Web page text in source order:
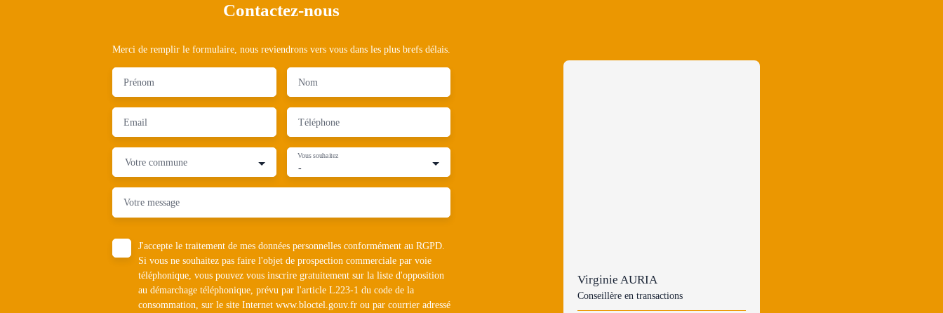
Contactez-nous
Merci de remplir le formulaire, nous reviendrons vers vous dans les plus brefs délais.
Prénom Nom
Email Téléphone
Votre commune -
Vous souhaitez
Votre message
J'accepte le traitement de mes données personnelles conformément au RGPD.
Si vous ne souhaitez pas faire l'objet de prospection commerciale par voie
téléphonique, vous pouvez vous inscrire gratuitement sur la liste d'opposition
au démarchage téléphonique, prévu par l'article L223-1 du code de la
consommation, sur le site Internet www.bloctel.gouv.fr ou par courrier adressé
Virginie AURIA
Conseillère en transactions